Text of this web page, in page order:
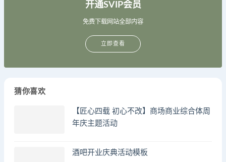
开通SVIP会员
免费下载网站全部内容
立即查看
猜你喜欢
【匠心四载 初心不改】商场商业综合体周
年庆主题活动
酒吧开业庆典活动模板